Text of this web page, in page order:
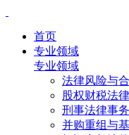
首页
专业领域
专业领域
法律风险与
股权财税法
刑事法律事
并购重组与